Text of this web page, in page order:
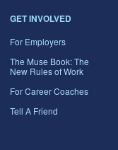
GET INVOLVED
For Employers
The Muse Book: The
New Rules of Work
For Career Coaches
Tell A Friend